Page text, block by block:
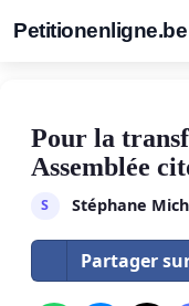
Petitionenligne.be
Pour la
Assemblée
S Stéphane
Partager